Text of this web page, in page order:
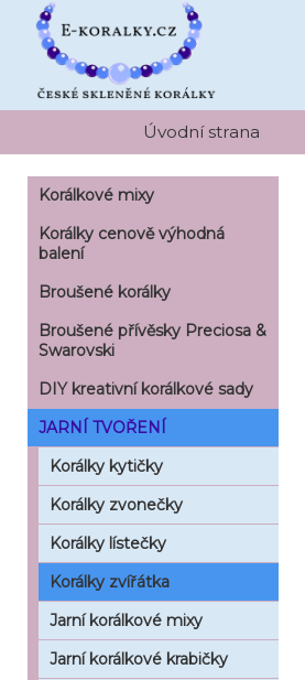
Úvodní strana
Korálkové mixy
Korálky cenově výhodná
balení
Broušené korálky
Broušené přívěsky Preciosa &
Swarovski
DIY kreativní korálkové sady
JARNÍ TVOŘENÍ
Korálky kytičky
Korálky zvonečky
Korálky lístečky
Korálky zvířátka
Jarní korálkové mixy
Jarní korálkové krabičky